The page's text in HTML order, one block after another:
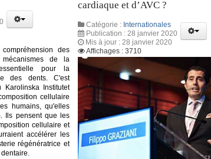
des
de la
pour la
des dents. C'est
Institutet
cellulaire
humains, qu'elles
Ils pensent que les
cellulaire et
accélérer les
régénératrice et
cardiaque et d’AVC ?
Catégorie : Internationales
Publication : 28 janvier 2020
Mis à jour : 28 janvier 2020
Affichages : 3710